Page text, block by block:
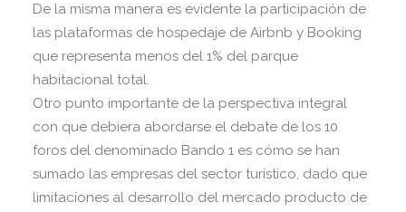
De la misma manera es evidente la participación de
las plataformas de hospedaje de Airbnb y Booking
que representa menos del 1% del parque
habitacional total.
Otro punto importante de la perspectiva integral
con que debiera abordarse el debate de los 10
foros del denominado Bando 1 es cómo se han
sumado las empresas del sector turístico, dado que
limitaciones al desarrollo del mercado producto de